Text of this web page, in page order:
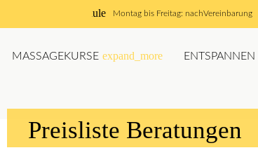
schedule Montag bis Freitag: nachVereinbarung
MASSAGEKURSE expand_more ENTSPANNEN
Preisliste Beratungen